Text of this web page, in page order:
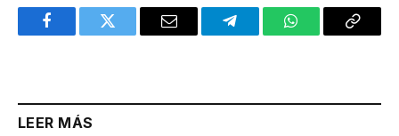
FacebookTwitter Email TelegramWhatsAppCopy
LEER MÁS